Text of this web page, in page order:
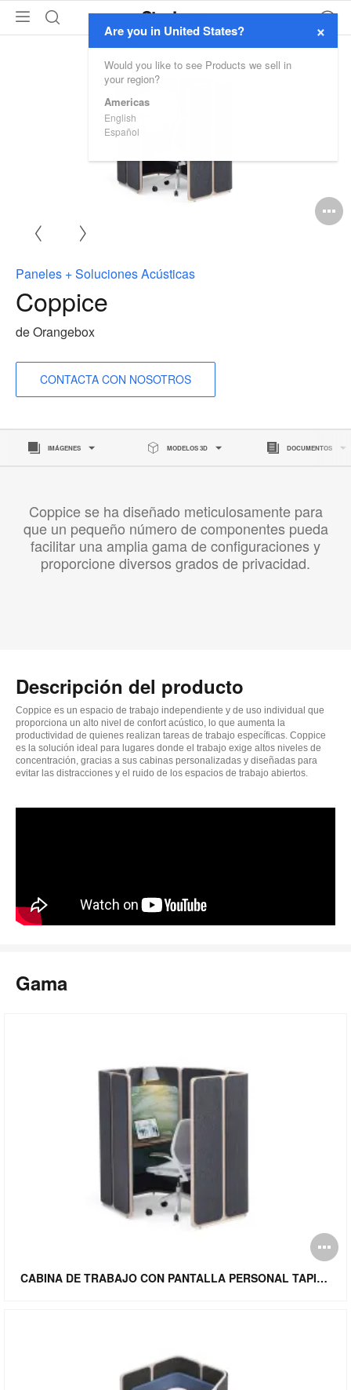
×
Are you in United States?
Would you like to see Products we sell in
your region?
Americas
English
Español
Paneles + Soluciones Acústicas
Coppice
de Orangebox
CONTACTA CON NOSOTROS
IMÁGENES MODELOS 3D DOCUMENTOS
Coppice se ha diseñado meticulosamente para
que un pequeño número de componentes pueda
facilitar una amplia gama de configuraciones y
proporcione diversos grados de privacidad.
Descripción del producto
Coppice es un espacio de trabajo independiente y de uso individual que
proporciona un alto nivel de confort acústico, lo que aumenta la
productividad de quienes realizan tareas de trabajo específicas. Coppice
es la solución ideal para lugares donde el trabajo exige altos niveles de
concentración, gracias a sus cabinas personalizadas y diseñadas para
evitar las distracciones y el ruido de los espacios de trabajo abiertos.
Gama
CABINA DE TRABAJO CON PANTALLA PERSONAL TAPIZADA